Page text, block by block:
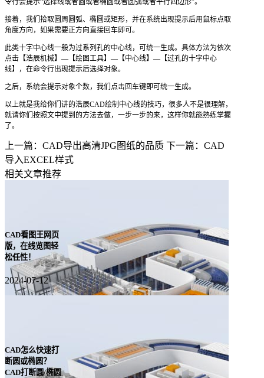
令行会提示“选择线或者圆或者椭圆或者圆弧或者平行四边形”。
接着，我们拾取圆周圆弧、椭圆或矩形，并在系统出现提示后用鼠标点取
角度方向，如果需要正方向直接回车即可。
此类十字中心线一般为过系列孔的中心线，可统一生成。具体方法为依次
点击【浩辰机械】—【绘图工具】—【中心线】—【过孔的十字中心
线】，在命令行出现提示后选择对象。
之后，系统会提示对象个数，我们点击回车键即可统一生成。
以上就是我给你们讲的浩辰CAD绘制中心线的技巧，很多人不是很理解，
就请你们按照文中提到的方法去做，一步一步的来，这样你就能熟练掌握
了。
上一篇：CAD导出高清JPG图纸的品质 下一篇：CAD
导入EXCEL样式
相关文章推荐
CAD看图王网页
版，在线览图轻
松任性！
2024-07-12
CAD怎么快速打
断圆或椭圆？
CAD打断圆/椭圆